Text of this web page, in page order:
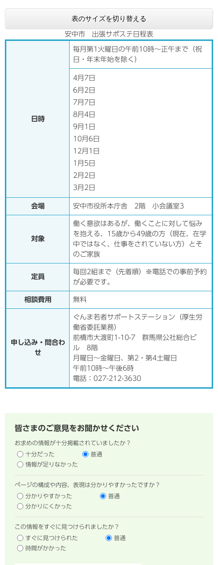
表のサイズを切り替える
安中市 出張サポステ日程表
日時
毎月第1火曜日の午前10時～正午まで（祝
日・年末年始を除く）
4月7日
6月2日
7月7日
8月4日
9月1日
10月6日
12月1日
1月5日
2月2日
3月2日
会場 安中市役所本庁舎 2階 小会議室3
対象
働く意欲はあるが、働くことに対して悩み
を抱える、15歳から49歳の方（現在、在学
中ではなく、仕事をされていない方）とそ
のご家族
定員
毎回2組まで（先着順）※電話での事前予約
が必要です。
相談費用 無料
申し込み・問合わ
せ
ぐんま若者サポートステーション（厚生労
働省委託業務）
前橋市大渡町1-10-7 群馬県公社総合ビ
ル 8階
月曜日～金曜日、第2・第4土曜日
午前10時～午後6時
電話：027-212-3630
皆さまのご意見をお聞かせください
お求めの情報が十分掲載されていましたか？
十分だった
普通
情報が足りなかった
ページの構成や内容、表現は分かりやすかったですか？
分かりやすかった
普通
分かりにくかった
この情報をすぐに見つけられましたか？
すぐに見つけられた
普通
時間がかかった